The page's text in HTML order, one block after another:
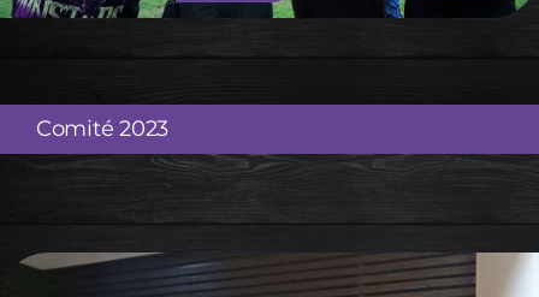
Comité 2023